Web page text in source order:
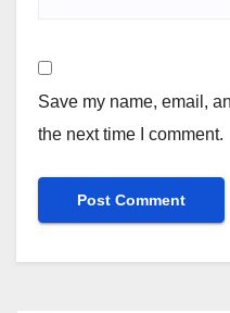
Save my name, email,
the next time I comment.